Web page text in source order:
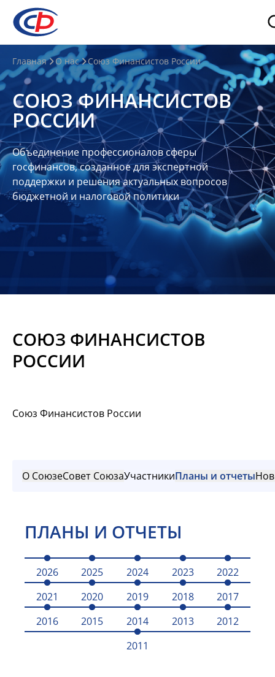
О
нас
О
СФР
Совет
Союза
Участники
Планы
отчеты
Контакты
Материалы
Главная О нас Союз Финансистов России
СОЮЗ ФИНАНСИСТОВ
РОССИИ
Объединение профессионалов сферы
госфинансов, созданное для экспертной
поддержки и решения актуальных вопросов
бюджетной и налоговой политики
СОЮЗ ФИНАНСИСТОВ
РОССИИ
Союз Финансистов России
О СоюзеСовет СоюзаУчастникиПланы и отчеты
ПЛАНЫ И ОТЧЕТЫ
2026 2025 2024 2023
2022
2021
2020 2019 2018
2017
2016
2015 2014 2013
2012
2011